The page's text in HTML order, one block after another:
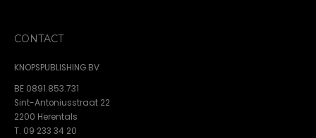
CONTACT
KNOPSPUBLISHING BV
BE 0891.853.731
Sint-Antoniusstraat 22
2200 Herentals
T. 09 233 34 20